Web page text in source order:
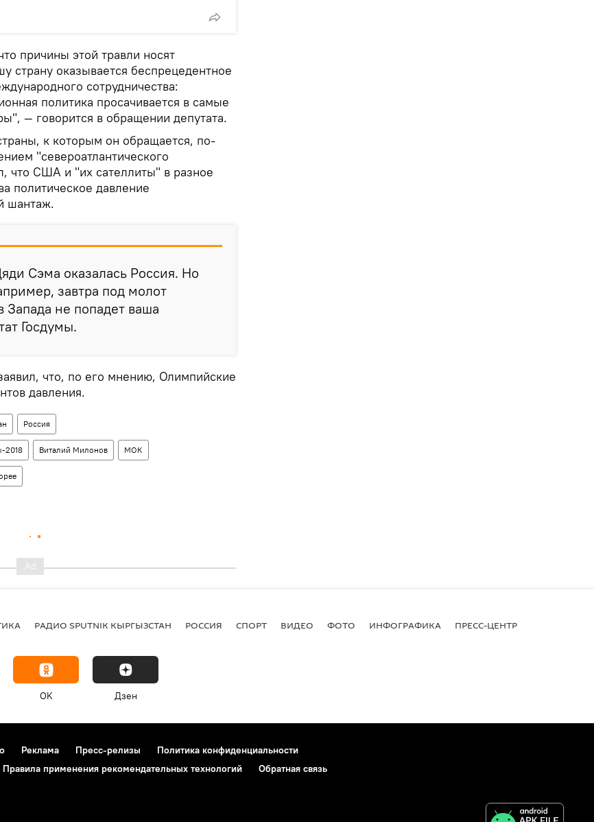
причины этой травли носят
страну оказывается беспрецедентное
сотрудничества:
политика просачивается в самые
— говорится в обращении депутата.
к которым он обращается, по-
"североатлантического
что США и "их сателлиты" в разное
политическое давление
шантаж.
Сэма оказалась Россия. Но
завтра под молот
Запада не попадет ваша
Госдумы.
что, по его мнению, Олимпийские
давления.
Россия
2018 Виталий Милонов МОК
РАДИО SPUTNIK КЫРГЫЗСТАН РОССИЯ СПОРТ ВИДЕО ФОТО ИНФОГРАФИКА ПРЕСС-ЦЕНТР
OK Дзен
Реклама Пресс-релизы
Политика конфиденциальности
Правила применения рекомендательных технологий Обратная связь